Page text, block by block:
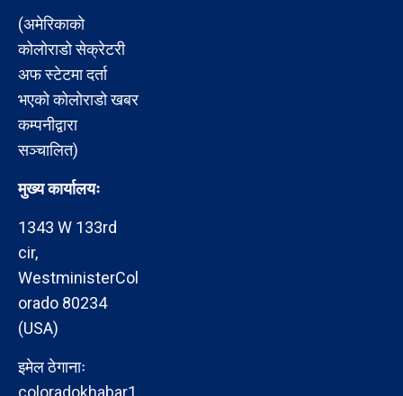
(अमेरिकाको
कोलोराडो सेक्रेटरी
अफ स्टेटमा दर्ता
भएको कोलोराडो खबर
कम्पनीद्वारा
सञ्चालित)
मुख्य कार्यालयः
1343 W 133rd
cir,
WestministerCol
orado 80234
(USA)
इमेल ठेगानाः